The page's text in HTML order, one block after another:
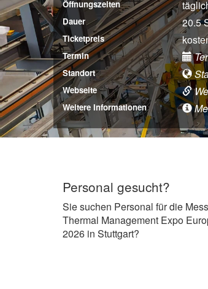
Öffnungszeiten
Dauer 20.5
Ticketpreis
Termin
Standort
Webseite
Weitere Informationen
Personal gesucht?
Sie suchen Personal für die
Thermal Management Expo
2026 in Stuttgart?